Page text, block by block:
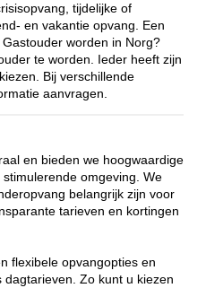
tijdelijke of
en vakantie opvang. Een
worden in Norg?
te worden. Ieder heeft zijn
Bij verschillende
aanvragen.
en bieden we hoogwaardige
omgeving. We
belangrijk zijn voor
tarieven en kortingen
flexibele opvangopties en
Zo kunt u kiezen